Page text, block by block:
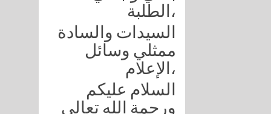
الطلبة،
السيدات والسادة
ممثلي وسائل
الإعلام،
السلام عليكم
ورحمة الله تعالى